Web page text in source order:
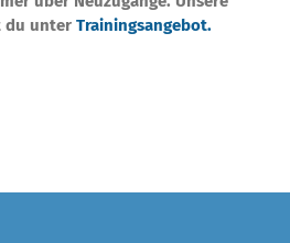
du unter Trainingsangebot.